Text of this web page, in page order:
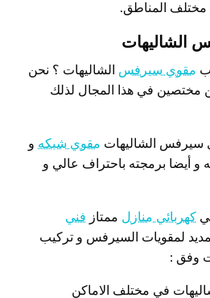
مختلف المناطق.
الشاليهات
مقوي سيرفس الشاليهات ؟ نحن
مختصين في هذا المجال لذلك
سيرفس الشاليهات مقوي شبكه و
و أيضا برمجته باحتراف عالي و
كهربائي منازل ممتاز فني
لمقويات السيرفس و تركيب
وفق :
في مختلف الاماكن